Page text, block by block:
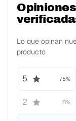
Opiniones
Lo que opinan
producto
5 75%
2 0%